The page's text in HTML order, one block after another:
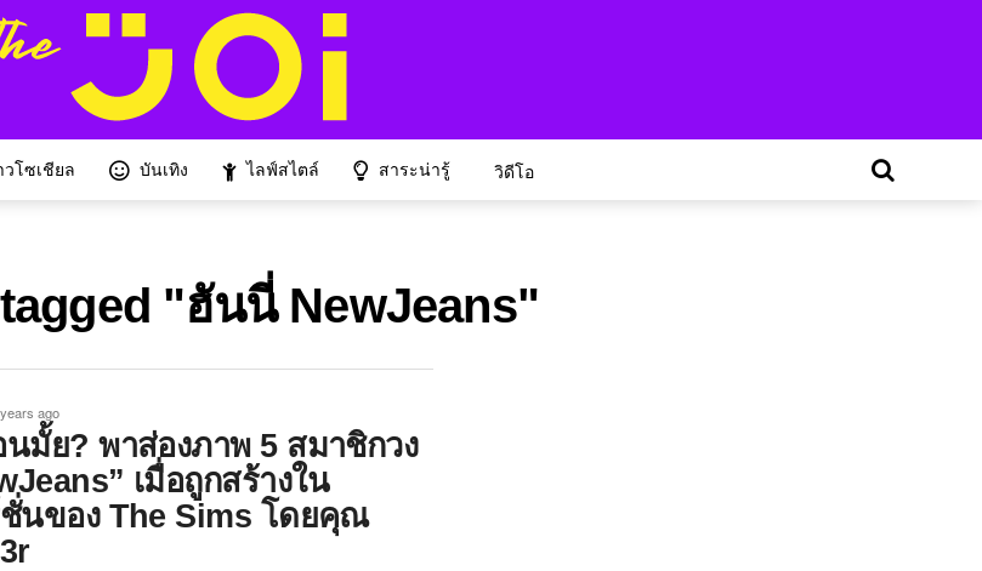
วโซเชียล บันเทิง ไลฟ์สไตล์ สาระน่ารู้ วิดีโอ
"ฮันนี่ NewJeans"
ago
นมั้ย? พาส่องภาพ 5 สมาชิกวง
เมื่อถูกสร้างใน
ชั่นของ The Sims โดยคุณ